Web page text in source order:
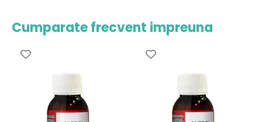
Cumparate frecvent impreuna